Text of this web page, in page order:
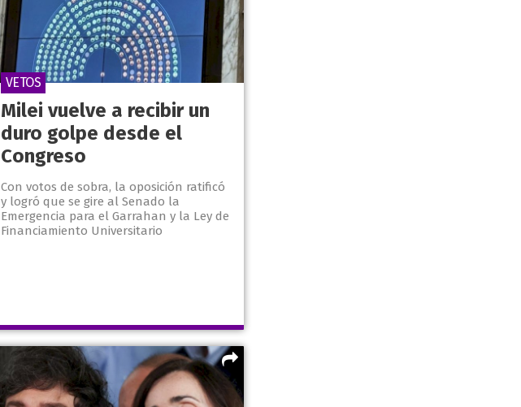
Milei vuelve a recibir un
duro golpe desde el
Congreso
Con votos de sobra, la oposición ratificó
y logró que se gire al Senado la
Emergencia para el Garrahan y la Ley de
Financiamiento Universitario
VETOS